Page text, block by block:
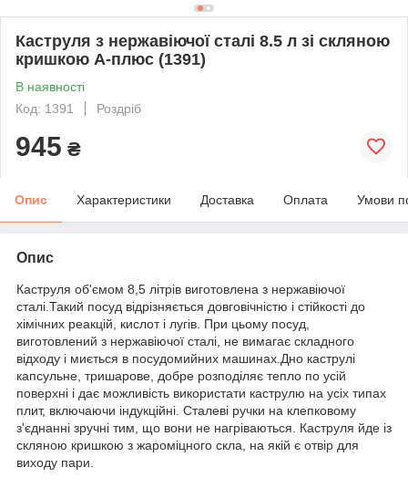
Каструля з нержавіючої сталі 8.5 л зі скляною
кришкою А-плюс (1391)
В наявності
Код: 1391
Роздріб
945 ₴
Опис Характеристики Доставка Оплата Умови
Опис
Каструля об'ємом 8,5 літрів виготовлена з нержавіючої
сталі.Такий посуд відрізняється довговічністю і стійкості до
хімічних реакцій, кислот і лугів. При цьому посуд,
виготовлений з нержавіючої сталі, не вимагає складного
відходу і миється в посудомийних машинах.Дно каструлі
капсульне, тришарове, добре розподіляє тепло по усій
поверхні і дає можливість використати каструлю на усіх типах
плит, включаючи індукційні. Сталеві ручки на клепковому
з'єднанні зручні тим, що вони не нагріваються. Каструля йде із
скляною кришкою з жароміцного скла, на якій є отвір для
виходу пари.